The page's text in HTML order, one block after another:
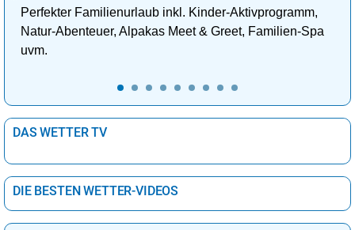
Perfekter Familienurlaub inkl. Kinder-Aktivprogramm,
Natur-Abenteuer, Alpakas Meet & Greet, Familien-Spa
uvm.
DAS WETTER TV
DIE BESTEN WETTER-VIDEOS